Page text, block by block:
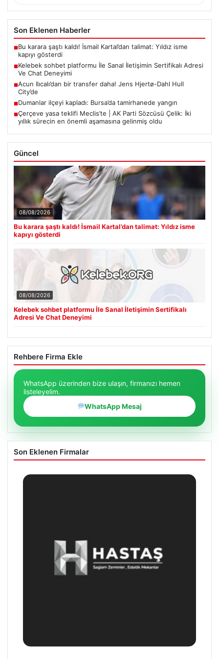
Son Eklenen Haberler
■Bu karara şaştı kaldı! İsmail Kartal’dan talimat: Yıldız isme
kapıyı gösterdi
■Kelebek sohbet platformu İle Sanal İletişimin Sertifikalı Adresi
Ve Chat Deneyimi
■Acun Ilıcalı’dan bir transfer daha! Jens Hjertø-Dahl Hull
City’de
■Dumanlar ilçeyi kapladı: Bursa’da tamirhanede yangın
■Çerçeve yasa teklifi Meclis’te | AK Parti Sözcüsü Çelik: İki
yıllık sürecin en önemli aşamasına gelinmiş oldu
Güncel
08/08/2026
Bu karara şaştı kaldı! İsmail Kartal’dan talimat: Yıldız isme
kapıyı gösterdi
08/08/2026
Kelebek sohbet platformu İle Sanal İletişimin Sertifikalı
Adresi Ve Chat Deneyimi
Rehbere Firma Ekle
WhatsApp üzerinden bize ulaşın, firmanızı hemen
listeleyelim.
WhatsApp Mesaj
Son Eklenen Firmalar